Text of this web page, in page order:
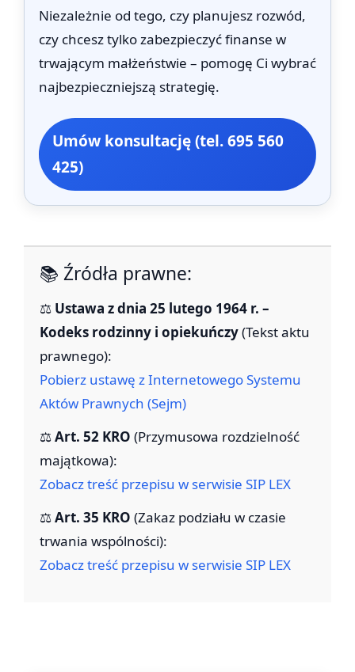
Niezależnie od tego, czy planujesz rozwód,
czy chcesz tylko zabezpieczyć finanse w
trwającym małżeństwie – pomogę Ci wybrać
najbezpieczniejszą strategię.
Umów konsultację (tel. 695 560
425)
📚 Źródła prawne:
⚖️ Ustawa z dnia 25 lutego 1964 r. –
Kodeks rodzinny i opiekuńczy(Tekst aktu
prawnego):
Pobierz ustawę z Internetowego Systemu
Aktów Prawnych (Sejm)
⚖️Art. 52 KRO (Przymusowa rozdzielność
majątkowa):
Zobacz treść przepisu w serwisie SIP LEX
⚖️Art. 35 KRO (Zakaz podziału w czasie
trwania wspólności):
Zobacz treść przepisu w serwisie SIP LEX